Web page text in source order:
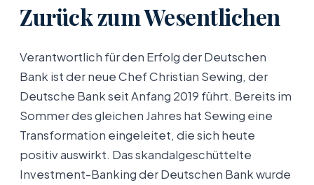
Zurück zum Wesentlichen
Verantwortlich für den Erfolg der Deutschen
Bank ist der neue Chef Christian Sewing, der
Deutsche Bank seit Anfang 2019 führt. Bereits im
Sommer des gleichen Jahres hat Sewing eine
Transformation eingeleitet, die sich heute
positiv auswirkt. Das skandalgeschüttelte
Investment-Banking der Deutschen Bank wurde